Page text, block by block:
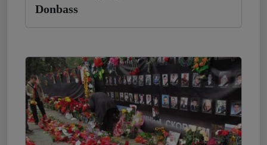
Donbass